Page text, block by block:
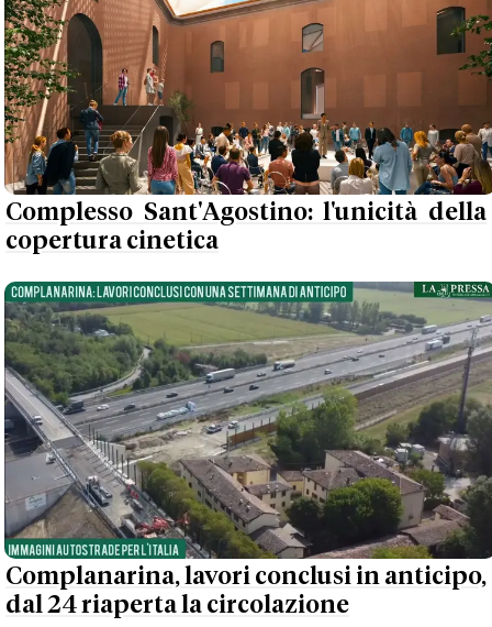
Complesso Sant'Agostino: l'unicità della
copertura cinetica
Complanarina, lavori conclusi in anticipo,
dal 24 riaperta la circolazione